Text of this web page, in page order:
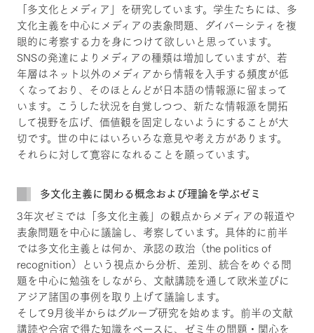
「多文化とメディア」を研究しています。学生たちには、多
文化主義を中心にメディアの表象問題、ダイバーシティを複
眼的に考察する力を身につけて欲しいと思っています。
SNSの発達によりメディアの種類は増加していますが、若
年層はネット以外のメディアから情報を入手する頻度が低
くなっており、そのほとんどが日本語の情報源に留まって
います。こうした状況を自覚しつつ、新たな情報源を開拓
して視野を広げ、価値観を固定しないようにすることが大
切です。世の中にはいろいろな意見や考え方があります。
それらに対して寛容になれることを願っています。
多文化主義に関わる概念および理論を学ぶゼミ
3年次ゼミでは「多文化主義」の観点からメディアの報道や
表象問題を中心に議論し、考察しています。具体的に前半
では多文化主義とは何か、承認の政治（the politics of
recognition）という視点から分析、差別、統合をめぐる問
題を中心に勉強をしながら、文献講読を通して欧米並びに
アジア諸国の事例を取り上げて議論します。
そして9月後半からはグループ研究を始めます。前半の文献
講読や合宿で得た知識をベースに、ゼミ生の問題・関心を